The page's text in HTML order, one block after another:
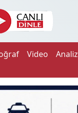
Video Analiz